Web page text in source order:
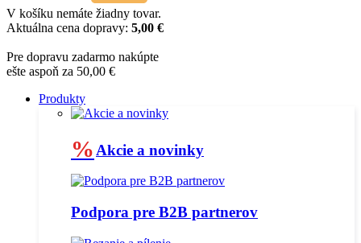
V košíku nemáte žiadny tovar.
Aktuálna cena dopravy: 5,00 €
Pre dopravu zadarmo nakúpte
ešte aspoň za 50,00 €
Produkty
% Akcie a novinky
Podpora pre B2B partnerov